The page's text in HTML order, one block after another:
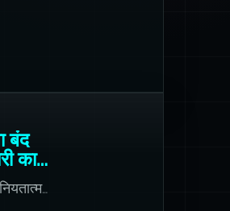
बंद
का